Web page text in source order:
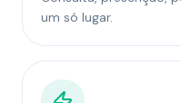
um só lugar.